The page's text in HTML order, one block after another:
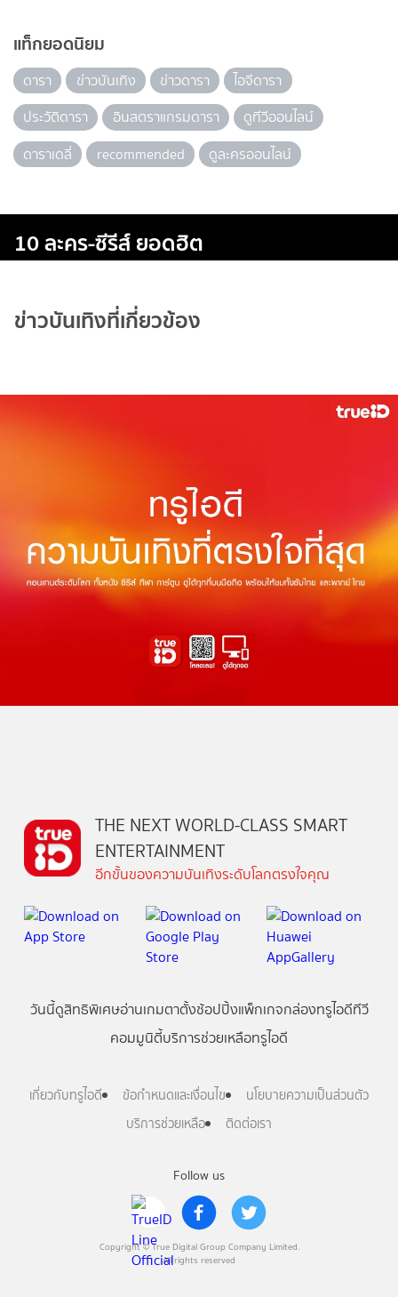
แท็กยอดนิยม
ดารา ข่าวบันเทิง ข่าวดารา
ไอจีดารา
ประวัติดารา
อินสตราแกรมดารา
ดูทีวีออนไลน์
ดาราเดลี่
recommended ดูละครออนไลน์
10 ละคร-ซีรีส์ ยอดฮิต
ข่าวบันเทิงที่เกี่ยวข้อง
Follow us
Copyright © True Digital Group Company Limited.
All rights reserved
THE NEXT WORLD-CLASS SMART
ENTERTAINMENT
อีกขั้นของความบันเทิงระดับโลกตรงใจคุณ
วันนี้ดูสิทธิพิเศษอ่านเกมตาตั้งช้อปปิ้งแพ็กเกจกล่องทรูไอดีทีวี
คอมมูนิตี้บริการช่วยเหลือทรูไอดี
เกี่ยวกับทรูไอดี ข้อกำหนดและเงื่อนไข
นโยบายความเป็นส่วนตัว
บริการช่วยเหลือ
ติดต่อเรา